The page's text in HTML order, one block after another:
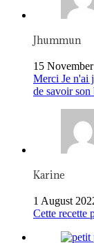
Jhummun
15
Merci Je n'ai
de savoir
Karine
1 August
Cette recette